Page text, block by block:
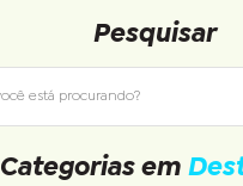
Pesquisar
Categorias em